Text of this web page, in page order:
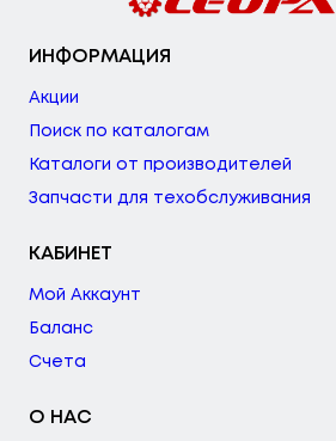
ИНФОРМАЦИЯ
Акции
Поиск по каталогам
Каталоги от производителей
Запчасти для техобслуживания
КАБИНЕТ
Мой Аккаунт
Баланс
Счета
О НАС